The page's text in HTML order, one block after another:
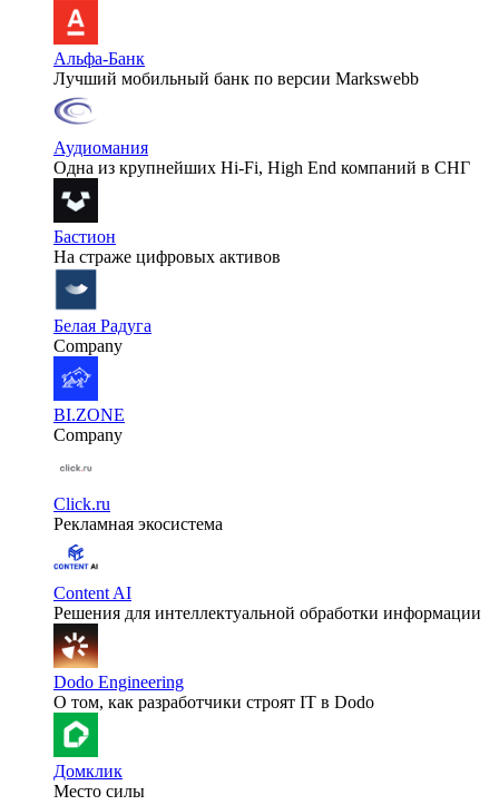
Альфа-Банк
Лучший мобильный банк по версии Markswebb
Аудиомания
Одна из крупнейших Hi-Fi, High End компаний в СНГ
Бастион
На страже цифровых активов
Белая Радуга
Company
BI.ZONE
Company
Click.ru
Рекламная экосистема
Content AI
Решения для интеллектуальной обработки информации
Dodo Engineering
О том, как разработчики строят IT в Dodo
Домклик
Место силы